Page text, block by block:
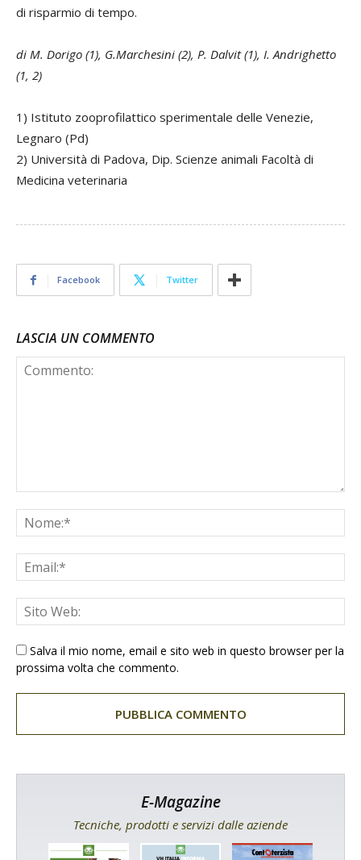
di risparmio di tempo.
di M. Dorigo (1), G.Marchesini (2), P. Dalvit (1), I. Andrighetto
(1, 2)
1) Istituto zooprofilattico sperimentale delle Venezie,
Legnaro (Pd)
2) Università di Padova, Dip. Scienze animali Facoltà di
Medicina veterinaria
Facebook Twitter
LASCIA UN COMMENTO
Salva il mio nome, email e sito web in questo browser per la
prossima volta che commento.
E-Magazine
Tecniche, prodotti e servizi dalle aziende